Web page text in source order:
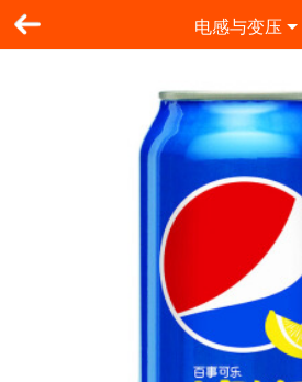
电感与变压